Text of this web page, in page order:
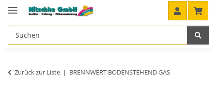
Zurück zur Liste BRENNWERT BODENSTEHEND GAS